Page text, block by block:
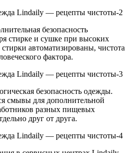
безопасность
стирке и сушке при высоких
автоматизированы, чистота
фактора.
безопасность одежды.
смывы для дополнительной
разных пищевых
друг от друга.